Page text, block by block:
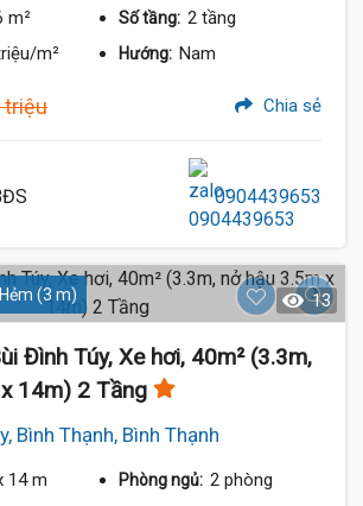
m² Số tầng: 2 tầng
m² Hướng: Nam
triệu Chia sẻ
0904439653
Hẻm (3 m) 13
Đình Túy, Xe hơi, 40m² (3.3m,
14m) 2 Tầng
Bình Thạnh, Bình Thạnh
14 m Phòng ngủ: 2 phòng